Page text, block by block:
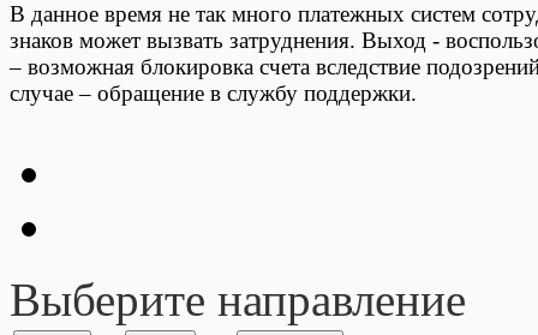
В данное время не так много платежных систем
знаков может вызвать затруднения. Выход -
– возможная блокировка счета вследствие
случае – обращение в службу поддержки.
Выберите направление